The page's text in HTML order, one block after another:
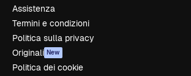
Assistenza
Termini e condizioni
Politica sulla privacy
Originali New
Politica dei cookie